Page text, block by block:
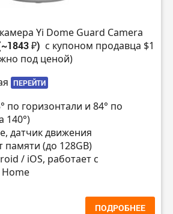
Yi Dome Guard Camera
₽) с купоном продавца $1
под ценой)
ПЕРЕЙТИ
по горизонтали и 84° по
140°)
датчик движения
памяти (до 128GB)
/ iOS, работает с
ПОДРОБНЕЕ